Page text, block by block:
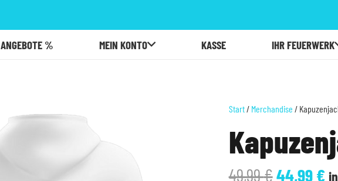
ANGEBOTE % MEIN KONTO KASSE IHR FEUERWERK
Start/ Merchandise /
49,99€44,99€